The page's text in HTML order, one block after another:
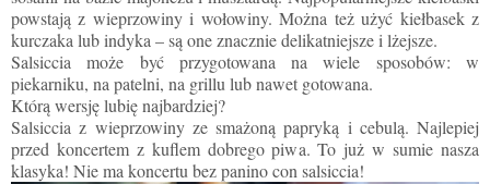
powstają z wieprzowiny i wołowiny. Można też użyć kiełbasek z
kurczaka lub indyka – są one znacznie delikatniejsze i lżejsze.
Salsiccia może być przygotowana na wiele sposobów: w
piekarniku, na patelni, na grillu lub nawet gotowana.
Którą wersję lubię najbardziej?
Salsiccia z wieprzowiny ze smażoną papryką i cebulą. Najlepiej
przed koncertem z kuflem dobrego piwa. To już w sumie nasza
klasyka! Nie ma koncertu bez panino con salsiccia!